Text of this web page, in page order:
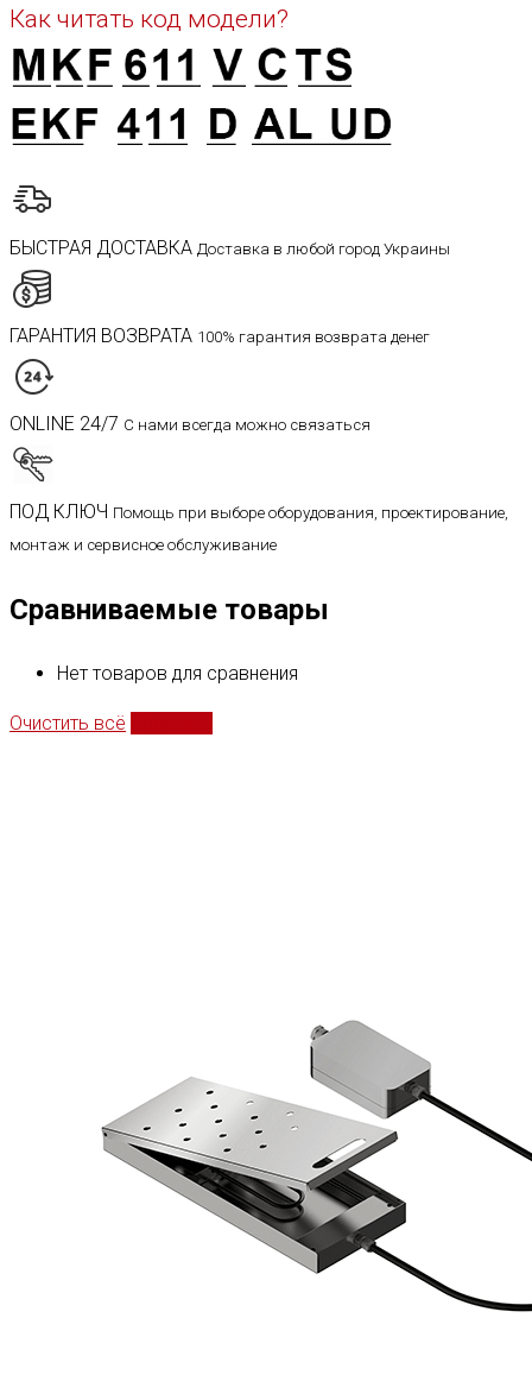
Как читать код модели?
БЫСТРАЯ ДОСТАВКА Доставка в любой город Украины
ГАРАНТИЯ ВОЗВРАТА 100% гарантия возврата денег
ONLINE 24/7 С нами всегда можно связаться
ПОД КЛЮЧ Помощь при выборе оборудования, проектирование,
монтаж и сервисное обслуживание
Сравниваемые товары
Нет товаров для сравнения
Очистить всё